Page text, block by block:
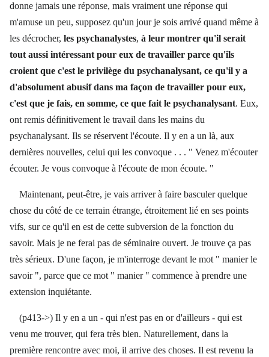
donne jamais une réponse, mais vraiment une réponse qui
m'amuse un peu, supposez qu'un jour je sois arrivé quand même à
les décrocher, les psychanalystes, à leur montrer qu'il serait
tout aussi intéressant pour eux de travailler parce qu'ils
croient que c'est le privilège du psychanalysant, ce qu'il y a
d'absolument abusif dans ma façon de travailler pour eux,
c'est que je fais, en somme, ce que fait le psychanalysant. Eux,
ont remis définitivement le travail dans les mains du
psychanalysant. Ils se réservent l'écoute. Il y en a un là, aux
dernières nouvelles, celui qui les convoque . . . " Venez m'écouter
écouter. Je vous convoque à l'écoute de mon écoute. "
Maintenant, peut-être, je vais arriver à faire basculer quelque
chose du côté de ce terrain étrange, étroitement lié en ses points
vifs, sur ce qu'il en est de cette subversion de la fonction du
savoir. Mais je ne ferai pas de séminaire ouvert. Je trouve ça pas
très sérieux. D'une façon, je m'interroge devant le mot " manier le
savoir ", parce que ce mot " manier " commence à prendre une
extension inquiétante.
(p413->) Il y en a un - qui n'est pas en or d'ailleurs - qui est
venu me trouver, qui fera très bien. Naturellement, dans la
première rencontre avec moi, il arrive des choses. Il est revenu la